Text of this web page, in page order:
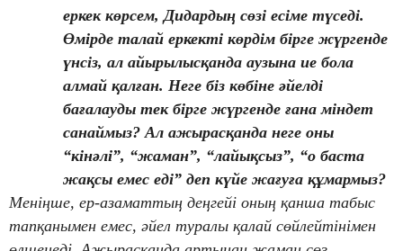
еркек көрсем, Дидардың сөзі есіме түседі.
Өмірде талай еркекті көрдім бірге жүргенде
үнсіз, ал айырылысқанда аузына ие бола
алмай қалған. Неге біз көбіне әйелді
бағалауды тек бірге жүргенде ғана міндет
санаймыз? Ал ажырасқанда неге оны
“кінәлі”, “жаман”, “лайықсыз”, “о баста
жақсы емес еді” деп күйе жағуға құмармыз?
Меніңше, ер-азаматтың деңгейі оның қанша табыс
тапқанымен емес, әйел туралы қалай сөйлейтінімен